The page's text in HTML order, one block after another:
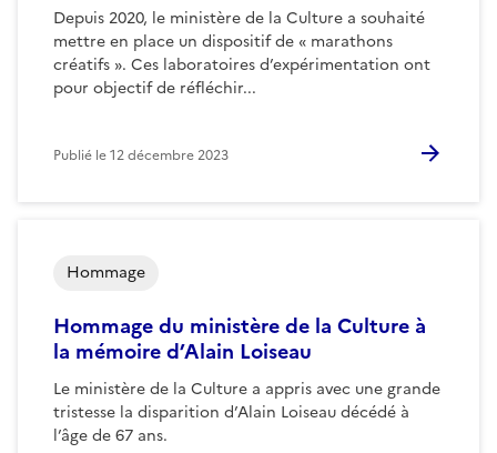
Depuis 2020, le ministère de la Culture a souhaité
mettre en place un dispositif de « marathons
créatifs ». Ces laboratoires d’expérimentation ont
pour objectif de réfléchir...
Publié le12 décembre 2023
Hommage du ministère de la Culture à
la mémoire d’Alain Loiseau
Le ministère de la Culture a appris avec une grande
tristesse la disparition d’Alain Loiseau décédé à
l’âge de 67 ans.
Hommage